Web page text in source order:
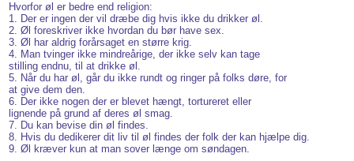
Hvorfor øl er bedre end religion:
1. Der er ingen der vil dræbe dig hvis ikke du drikker øl.
2. Øl foreskriver ikke hvordan du bør have sex.
3. Øl har aldrig forårsaget en større krig.
4. Man tvinger ikke mindreårige, der ikke selv kan tage
stilling endnu, til at drikke øl.
5. Når du har øl, går du ikke rundt og ringer på folks døre, for
at give dem den.
6. Der ikke nogen der er blevet hængt, tortureret eller
lignende på grund af deres øl smag.
7. Du kan bevise din øl findes.
8. Hvis du dedikerer dit liv til øl findes der folk der kan hjælpe dig.
9. Øl kræver kun at man sover længe om søndagen.